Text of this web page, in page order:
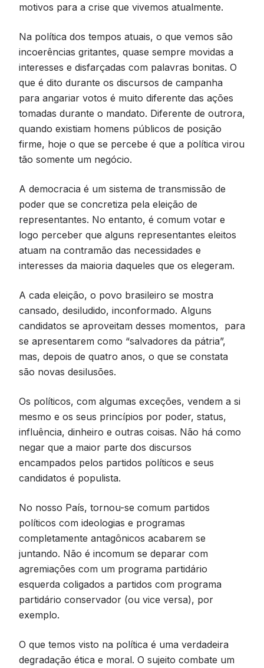
motivos para a crise que vivemos atualmente.
Na política dos tempos atuais, o que vemos são
incoerências gritantes, quase sempre movidas a
interesses e disfarçadas com palavras bonitas. O
que é dito durante os discursos de campanha
para angariar votos é muito diferente das ações
tomadas durante o mandato. Diferente de outrora,
quando existiam homens públicos de posição
firme, hoje o que se percebe é que a política virou
tão somente um negócio.
A democracia é um sistema de transmissão de
poder que se concretiza pela eleição de
representantes. No entanto, é comum votar e
logo perceber que alguns representantes eleitos
atuam na contramão das necessidades e
interesses da maioria daqueles que os elegeram.
A cada eleição, o povo brasileiro se mostra
cansado, desiludido, inconformado. Alguns
candidatos se aproveitam desses momentos, para
se apresentarem como “salvadores da pátria”,
mas, depois de quatro anos, o que se constata
são novas desilusões.
Os políticos, com algumas exceções, vendem a si
mesmo e os seus princípios por poder, status,
influência, dinheiro e outras coisas. Não há como
negar que a maior parte dos discursos
encampados pelos partidos políticos e seus
candidatos é populista.
No nosso País, tornou-se comum partidos
políticos com ideologias e programas
completamente antagônicos acabarem se
juntando. Não é incomum se deparar com
agremiações com um programa partidário
esquerda coligados a partidos com programa
partidário conservador (ou vice versa), por
exemplo.
O que temos visto na política é uma verdadeira
degradação ética e moral. O sujeito combate um